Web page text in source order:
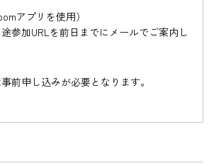
アプリを使用）
参加URLを前日までにメールでご案内し
前申し込みが必要となります。